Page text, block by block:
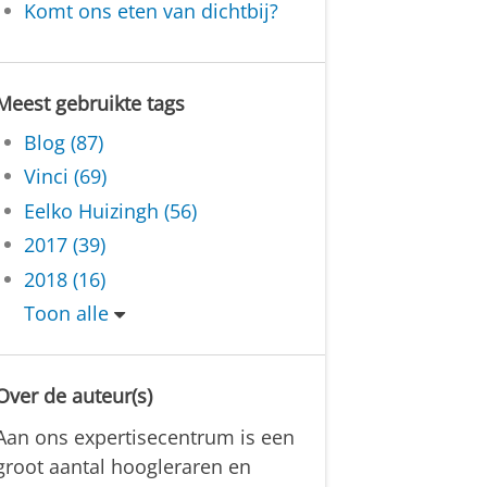
Komt ons eten van dichtbij?
gebruikte tags
Blog (87)
Vinci (69)
Eelko Huizingh (56)
2017 (39)
2018 (16)
Toon alle
de auteur(s)
ons expertisecentrum is een
aantal hoogleraren en